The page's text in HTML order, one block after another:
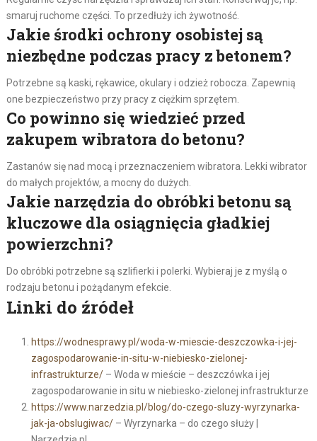
smaruj ruchome części. To przedłuży ich żywotność.
Jakie środki ochrony osobistej są
niezbędne podczas pracy z betonem?
Potrzebne są kaski, rękawice, okulary i odzież robocza. Zapewnią
one bezpieczeństwo przy pracy z ciężkim sprzętem.
Co powinno się wiedzieć przed
zakupem wibratora do betonu?
Zastanów się nad mocą i przeznaczeniem wibratora. Lekki wibrator
do małych projektów, a mocny do dużych.
Jakie narzędzia do obróbki betonu są
kluczowe dla osiągnięcia gładkiej
powierzchni?
Do obróbki potrzebne są szlifierki i polerki. Wybieraj je z myślą o
rodzaju betonu i pożądanym efekcie.
Linki do źródeł
https://wodnesprawy.pl/woda-w-miescie-deszczowka-i-jej-
zagospodarowanie-in-situ-w-niebiesko-zielonej-
infrastrukturze/– Woda w mieście – deszczówka i jej
zagospodarowanie in situ w niebiesko-zielonej infrastrukturze
https://www.narzedzia.pl/blog/do-czego-sluzy-wyrzynarka-
jak-ja-obslugiwac/– Wyrzynarka – do czego służy |